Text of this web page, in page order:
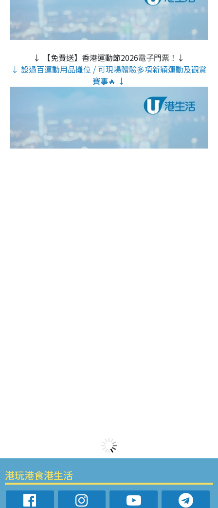
↓ 【免費送】香港運動節2026電子門票！↓
↓ 設過百運動用品攤位 / 可現場體驗多項新穎運動及觀賞
賽事🔥 ↓
港玩港食港生活